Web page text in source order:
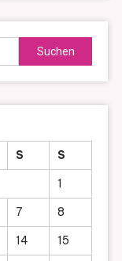
Suchen
nach:
S
S
1
7
8
14
15